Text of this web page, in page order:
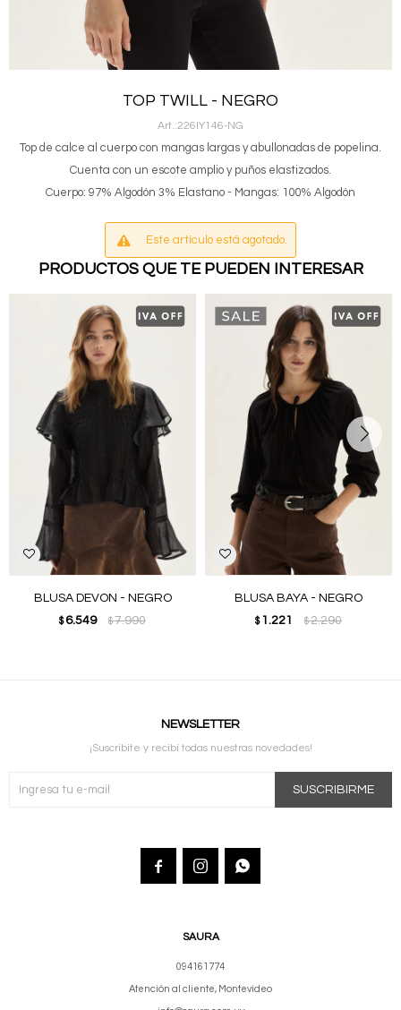
TOP TWILL - NEGRO
226IY146-NG
Top de calce al cuerpo con mangas largas y abullonadas de popelina.
Cuenta con un escote amplio y puños elastizados.
Cuerpo: 97% Algodón 3% Elastano - Mangas: 100% Algodón
Este artículo está agotado.
PRODUCTOS QUE TE PUEDEN INTERESAR
BLUSA DEVON - NEGRO
$ 6.549 $7.990
BLUSA BAYA - NEGRO
$ 1.221 $2.290
SAURA
094161774
Atención al cliente, Montevideo
NEWSLETTER
¡Suscribite y recibí todas nuestras novedades!
SUSCRIBIRME
  